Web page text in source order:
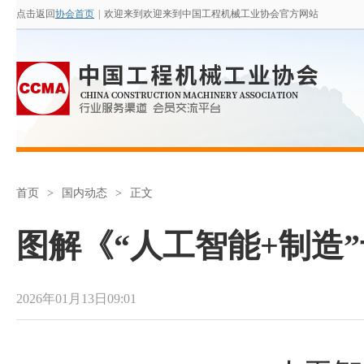
点击返回协会首页 欢迎来到欢迎来到中国工程机械工业协会官方网站
首页 > 国内动态 > 正文
图解《“人工智能+制造
2026年01月13日09:01